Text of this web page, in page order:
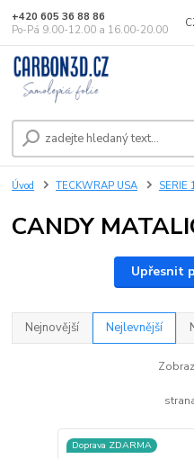
+420 605 36 88 86
Po-Pá 9.00-12.00 a 16.00-20.00
Úvod TECKWRAP USA SERIE
CANDY
Upřesnit
Nejnovější Nejlevnější
Doprava ZDARMA